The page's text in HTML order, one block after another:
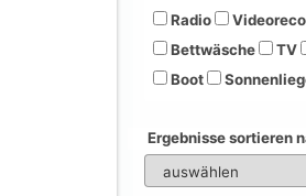
Radio
Bettwäsche
TV
Boot
Ergebnisse sortieren